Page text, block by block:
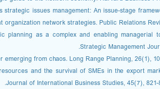
issues management: An issue-stage
organization network strategies. Public Relations
planning as a complex and enabling managerial
Strategic Management
from chaos. Long Range Planning, 26(1),
and the survival of SMEs in the export
Journal of International Business Studies, 45(7), 821-